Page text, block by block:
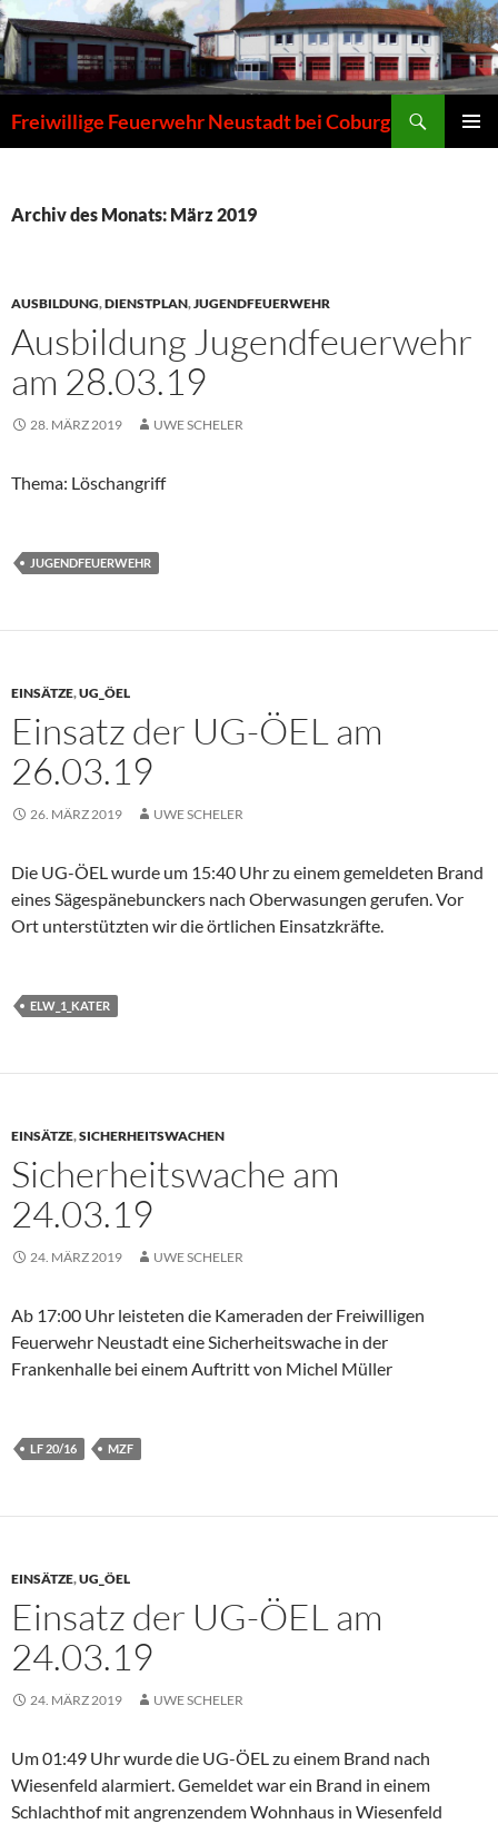
Zum
Inhalt
springen
Freiwillige Feuerwehr Neustadt bei Coburg
Archiv des Monats: März 2019
AUSBILDUNG,DIENSTPLAN,JUGENDFEUERWEHR
Ausbildung Jugendfeuerwehr
am 28.03.19
28. MÄRZ 2019 UWE SCHELER
Thema: Löschangriff
JUGENDFEUERWEHR
EINSÄTZE,UG_ÖEL
Einsatz der UG-ÖEL am
26.03.19
26. MÄRZ 2019 UWE SCHELER
Die UG-ÖEL wurde um 15:40 Uhr zu einem gemeldeten Brand
eines Sägespänebunckers nach Oberwasungen gerufen. Vor
Ort unterstützten wir die örtlichen Einsatzkräfte.
ELW_1_KATER
EINSÄTZE,SICHERHEITSWACHEN
Sicherheitswache am
24.03.19
24. MÄRZ 2019 UWE SCHELER
Ab 17:00 Uhr leisteten die Kameraden der Freiwilligen
Feuerwehr Neustadt eine Sicherheitswache in der
Frankenhalle bei einem Auftritt von Michel Müller
LF 20/16 MZF
EINSÄTZE,UG_ÖEL
Einsatz der UG-ÖEL am
24.03.19
24. MÄRZ 2019 UWE SCHELER
Um 01:49 Uhr wurde die UG-ÖEL zu einem Brand nach
Wiesenfeld alarmiert. Gemeldet war ein Brand in einem
Schlachthof mit angrenzendem Wohnhaus in Wiesenfeld